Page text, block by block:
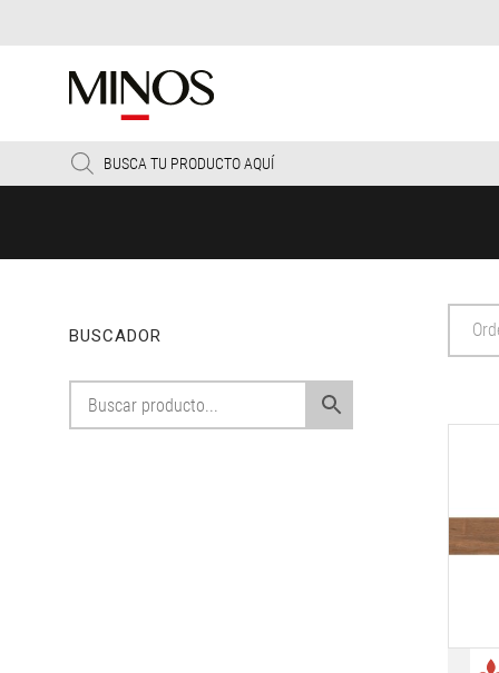
Products
search
BUSCADOR